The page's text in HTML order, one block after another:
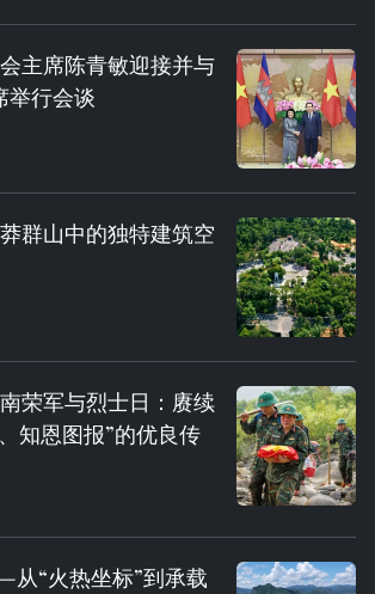
主席陈青敏迎接并与
举行会谈
群山中的独特建筑空
荣军与烈士日：赓续
知恩图报”的优良传
“火热坐标”到承载